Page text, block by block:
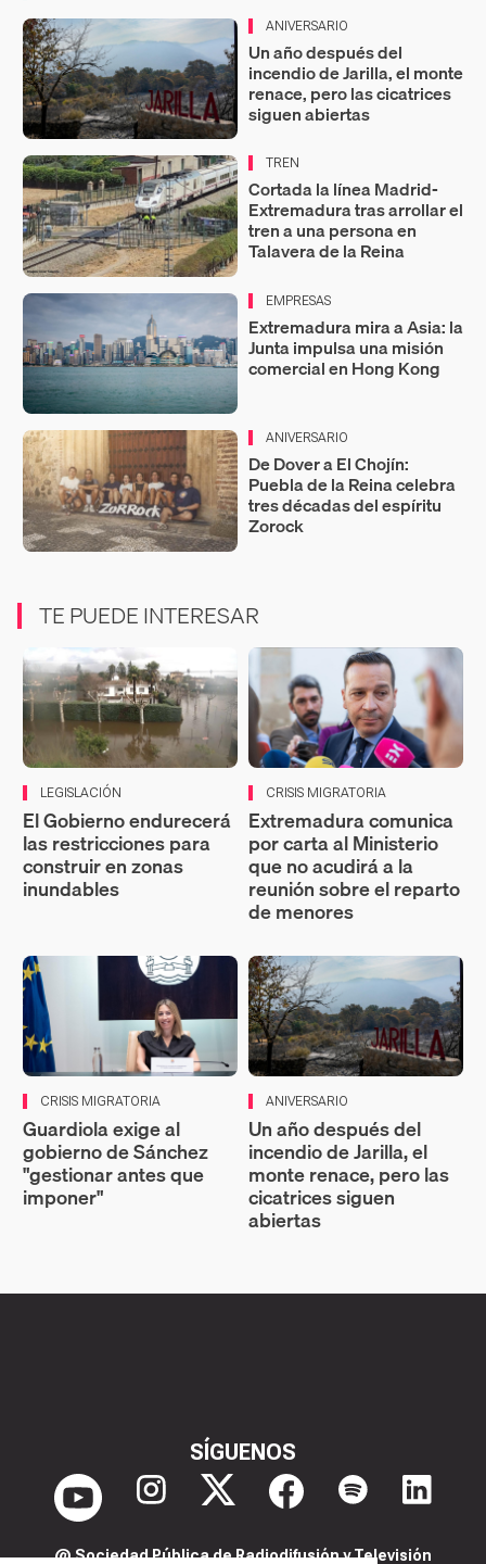
ANIVERSARIO
Un año después del
incendio de Jarilla, el monte
renace, pero las cicatrices
siguen abiertas
TREN
Cortada la línea Madrid-
Extremadura tras arrollar el
tren a una persona en
Talavera de la Reina
EMPRESAS
Extremadura mira a Asia: la
Junta impulsa una misión
comercial en Hong Kong
ANIVERSARIO
De Dover a El Chojín:
Puebla de la Reina celebra
tres décadas del espíritu
Zorock
TE PUEDE INTERESAR
LEGISLACIÓN
El Gobierno endurecerá
las restricciones para
construir en zonas
inundables
CRISIS MIGRATORIA
Extremadura comunica
por carta al Ministerio
que no acudirá a la
reunión sobre el reparto
de menores
CRISIS MIGRATORIA
Guardiola exige al
gobierno de Sánchez
"gestionar antes que
imponer"
ANIVERSARIO
Un año después del
incendio de Jarilla, el
monte renace, pero las
cicatrices siguen
abiertas
SÍGUENOS
@ Sociedad Pública de Radiodifusión y Televisión